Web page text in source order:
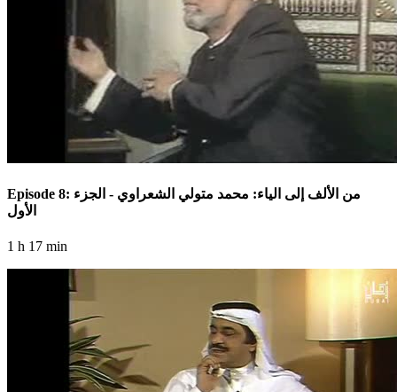
Episode 8: من الألف إلى الياء: محمد متولي الشعراوي - الجزء
الأول
1 h 17 min